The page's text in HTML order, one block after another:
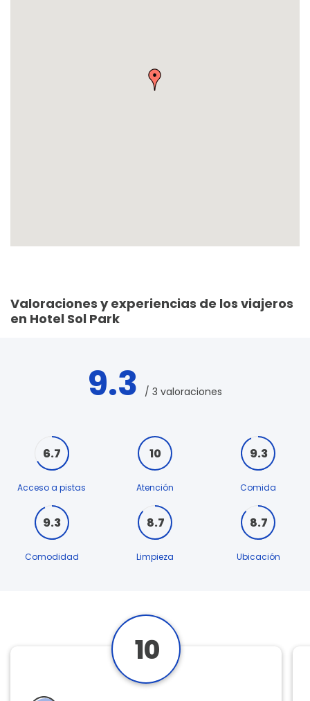
Valoraciones y experiencias de los viajeros
en Hotel Sol Park
9.3 / 3 valoraciones
6.7
Acceso a pistas
10
Atención
9.3
Comida
9.3
Comodidad
8.7
Limpieza
8.7
Ubicación
10